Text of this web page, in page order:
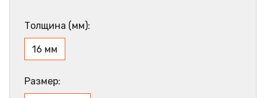
Толщина (мм):
16 мм
Размер: